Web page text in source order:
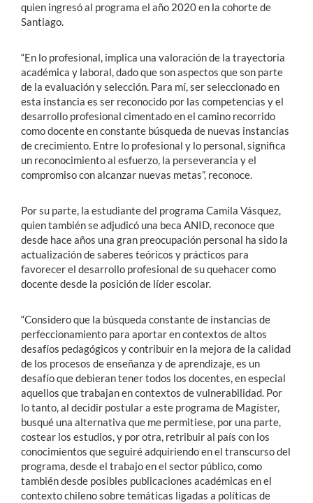
quien ingresó al programa el año 2020 en la cohorte de
Santiago.
“En lo profesional, implica una valoración de la trayectoria
académica y laboral, dado que son aspectos que son parte
de la evaluación y selección. Para mí, ser seleccionado en
esta instancia es ser reconocido por las competencias y el
desarrollo profesional cimentado en el camino recorrido
como docente en constante búsqueda de nuevas instancias
de crecimiento. Entre lo profesional y lo personal, significa
un reconocimiento al esfuerzo, la perseverancia y el
compromiso con alcanzar nuevas metas”, reconoce.
Por su parte, la estudiante del programa Camila Vásquez,
quien también se adjudicó una beca ANID, reconoce que
desde hace años una gran preocupación personal ha sido la
actualización de saberes teóricos y prácticos para
favorecer el desarrollo profesional de su quehacer como
docente desde la posición de líder escolar.
“Considero que la búsqueda constante de instancias de
perfeccionamiento para aportar en contextos de altos
desafíos pedagógicos y contribuir en la mejora de la calidad
de los procesos de enseñanza y de aprendizaje, es un
desafío que debieran tener todos los docentes, en especial
aquellos que trabajan en contextos de vulnerabilidad. Por
lo tanto, al decidir postular a este programa de Magíster,
busqué una alternativa que me permitiese, por una parte,
costear los estudios, y por otra, retribuir al país con los
conocimientos que seguiré adquiriendo en el transcurso del
programa, desde el trabajo en el sector público, como
también desde posibles publicaciones académicas en el
contexto chileno sobre temáticas ligadas a políticas de